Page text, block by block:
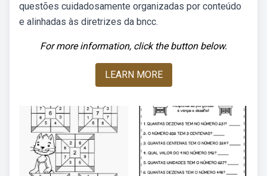
questões cuidadosamente organizadas por conteúdo
e alinhadas às diretrizes da bncc.
For more information, click the button below.
LEARN MORE